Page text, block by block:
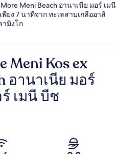
Meni Beach อานาเนีย มอร์ เมนี
ยง 7 นาทีจาก ทะเลสาบเกลืออาลิ
ามิงโก
Meni Kos ex
อานาเนีย มอร์
เมนี บีช